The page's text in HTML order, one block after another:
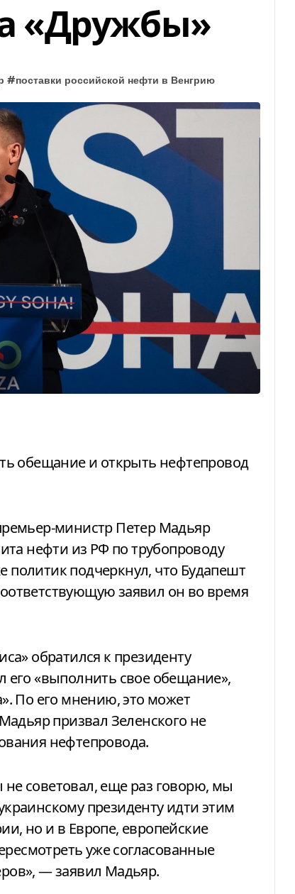
«Дружбы»
#поставки российской нефти в Венгрию
нефти из РФ по трубопроводу
политик подчеркнул, что Будапешт
заявил он во время
обратился к президенту
«выполнить свое обещание»,
По его мнению, это может
призвал Зеленского не
нефтепровода.
советовал, еще раз говорю, мы
президенту идти этим
но и в Европе, европейские
уже согласованные
— заявил Мадьяр.